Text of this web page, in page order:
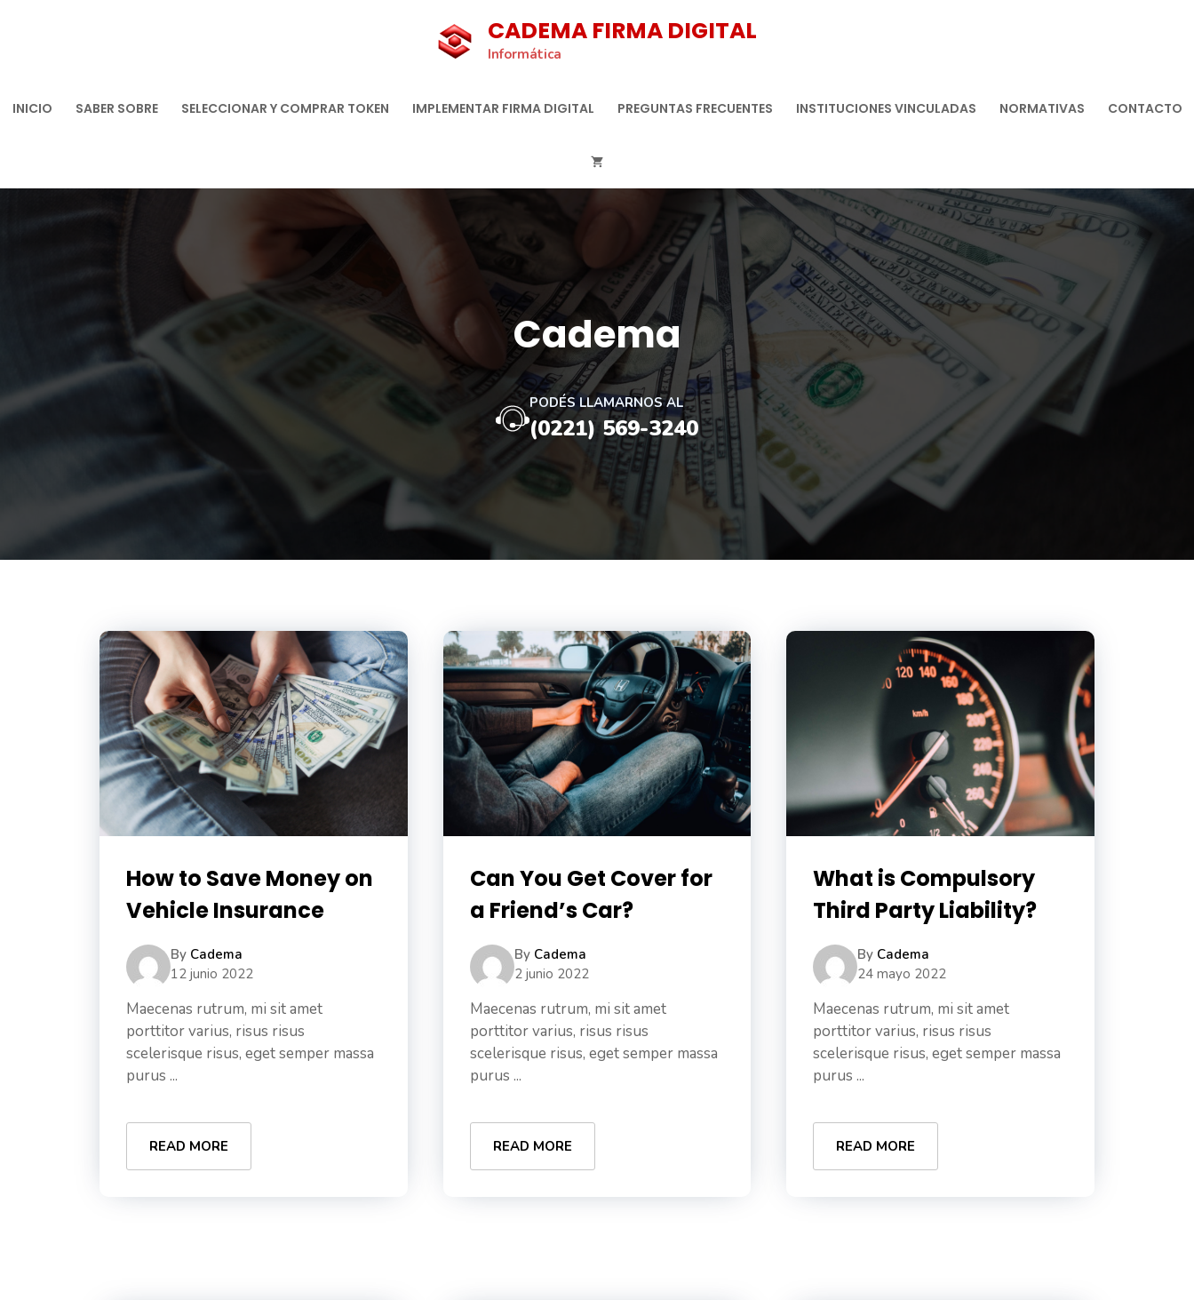
CADEMA FIRMA DIGITAL
Informática
INICIO SABER SOBRE SELECCIONAR Y COMPRAR TOKEN IMPLEMENTAR FIRMA DIGITAL PREGUNTAS FRECUENTES INSTITUCIONES VINCULADAS NORMATIVAS CONTACTO
Cadema
PODÉS LLAMARNOS AL
(0221) 569-3240
How to Save Money on
Vehicle Insurance
By Cadema
12 junio 2022
Maecenas rutrum, mi sit amet
porttitor varius, risus risus
scelerisque risus, eget semper massa
purus ...
READ MORE
Can You Get Cover for
a Friend’s Car?
By Cadema
2 junio 2022
Maecenas rutrum, mi sit amet
porttitor varius, risus risus
scelerisque risus, eget semper massa
purus ...
READ MORE
What is Compulsory
Third Party Liability?
By Cadema
24 mayo 2022
Maecenas rutrum, mi sit amet
porttitor varius, risus risus
scelerisque risus, eget semper massa
purus ...
READ MORE